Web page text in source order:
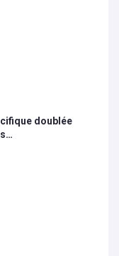
doublée